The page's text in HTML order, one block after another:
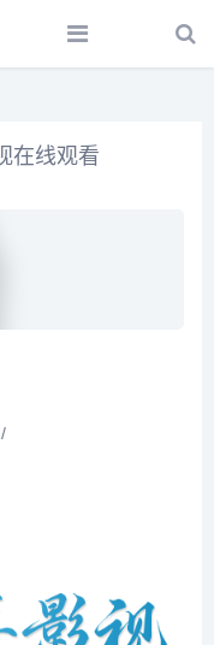
在线观看